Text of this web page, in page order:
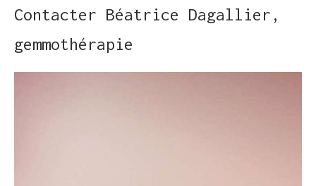
Contacter Béatrice Dagallier,
gemmothérapie